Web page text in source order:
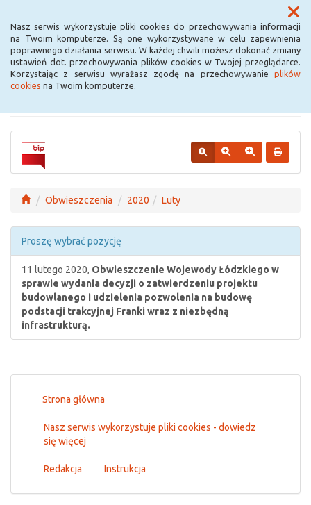
Nasz serwis wykorzystuje pliki cookies do przechowywania informacji
na Twoim komputerze. Są one wykorzystywane w celu zapewnienia
poprawnego działania serwisu. W każdej chwili możesz dokonać zmiany
ustawień dot. przechowywania plików cookies w Twojej przeglądarce.
Korzystając z serwisu wyrażasz zgodę na przechowywanie plików
cookies na Twoim komputerze.
Menu
Urząd Miejski w
Krośniewicach
Obwieszczenia 2020 Luty
Proszę wybrać pozycję
11 lutego 2020, Obwieszczenie Wojewody Łódzkiego w
sprawie wydania decyzji o zatwierdzeniu projektu
budowlanego i udzielenia pozwolenia na budowę
podstacji trakcyjnej Franki wraz z niezbędną
infrastrukturą.
Strona główna
Nasz serwis wykorzystuje pliki cookies - dowiedz
się więcej
Redakcja Instrukcja